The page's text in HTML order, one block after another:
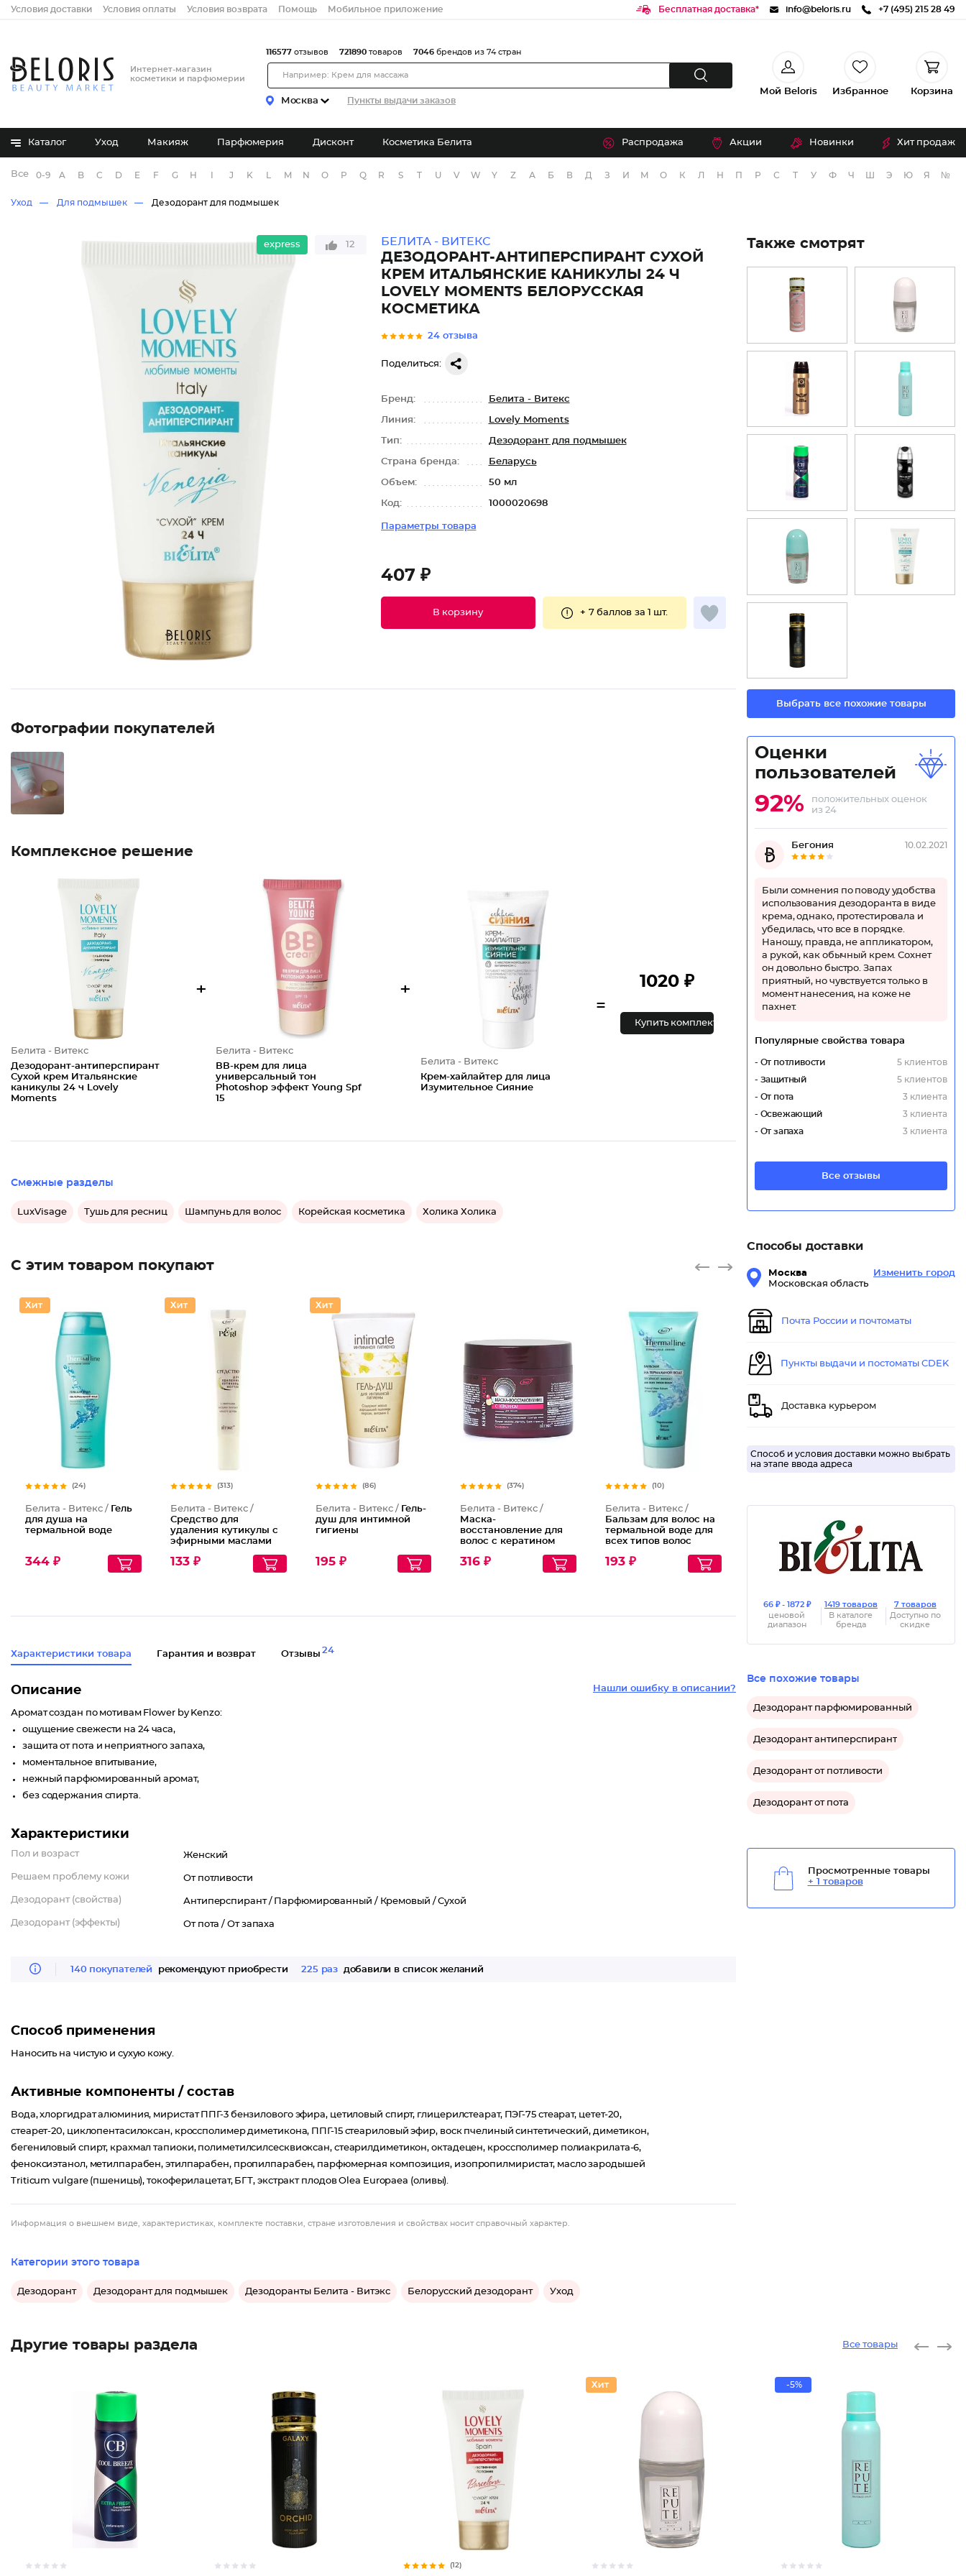
Условия доставки Условия оплаты Условия возврата Помощь Мобильное приложение Бесплатная доставка* info@beloris.ru +7 (495) 215 28 49
Интернет-магазин
косметики и парфюмерии
Москва Пункты выдачи заказов
116577 отзывов 721890 товаров 7046 брендов из 74 стран
Мой Beloris Избранное Корзина
Каталог Уход Макияж Парфюмерия Дисконт Косметика Белита Распродажа Акции Новинки Хит продаж
Все бренды
0-9 A B C D E F G H J K M N O P Q R S T U V W Y Z А Б В Д З И М О К Л Н П Р С Т У Ф Ч Э Ю Я №
Уход Для подмышек Дезодорант для подмышек
express 12 БЕЛИТА - ВИТЕКС
ДЕЗОДОРАНТ-АНТИПЕРСПИРАНТ СУХОЙ
КРЕМ ИТАЛЬЯНСКИЕ КАНИКУЛЫ 24 Ч
LOVELY MOMENTS БЕЛОРУССКАЯ
КОСМЕТИКА
24 отзыва
Поделиться:
Бренд: Белита - Витекс
Линия: Lovely Moments
Тип: Дезодорант для подмышек
Страна бренда: Беларусь
Объем: 50 мл
Код: 1000020698
Параметры товара
407 ₽
В корзину + 7 баллов за 1 шт.
Фотографии покупателей
Комплексное решение
Белита - Витекс
Дезодорант-антиперспирант
Сухой крем Итальянские
каникулы 24 ч Lovely
Moments
+
Белита - Витекс
ВВ-крем для лица
универсальный тон
Photoshop эффект Young Spf
15
+
Белита - Витекс
Крем-хайлайтер для лица
Изумительное Сияние
=
1020 ₽
Купить комплект
Смежные разделы
LuxVisage Тушь для ресниц Шампунь для волос Корейская косметика Холика Холика
С этим товаром покупают
(24)
Белита - Витекс / Гель
для душа на
термальной воде
344 ₽
(313)
Белита - Витекс /
Средство для
удаления кутикулы с
эфирными маслами
дерева
133 ₽
(86)
Белита - Витекс / Гель-
душ для интимной
гигиены
195 ₽
(374)
Белита - Витекс /
Маска-
восстановление для
волос с кератином
316 ₽
(10)
Белита - Витекс /
Бальзам для волос на
термальной воде для
всех типов волос
Thermal Water Balsam
All Hair Types, 200 мл
193 ₽
Характеристики товара Гарантия и возврат Отзывы 24
Нашли ошибку в описании?
Описание
Аромат создан по мотивам Flower by Kenzo:
ощущение свежести на 24 часа,
защита от пота и неприятного запаха,
моментальное впитывание,
нежный парфюмированный аромат,
без содержания спирта.
Характеристики
Пол и возраст Женский
Решаем проблему кожи От потливости
Дезодорант (свойства) Антиперспирант / Парфюмированный / Кремовый /Сухой
Дезодорант (эффекты) От пота /От запаха
140 покупателей рекомендуют приобрести 225 раз добавили в список желаний
Способ применения
Наносить на чистую и сухую кожу.
Активные компоненты / состав
Вода, хлоргидрат алюминия, миристат ППГ-3 бензилового эфира, цетиловый спирт, глицерилстеарат, ПЭГ-75 стеарат, цетет-20,
стеарет-20, циклопентасилоксан, кроссполимер диметикона, ППГ-15 стеариловый эфир, воск пчелиный синтетический, диметикон,
бегениловый спирт, крахмал тапиоки, полиметилсилсесквиоксан, стеарилдиметикон, октадецен, кроссполимер полиакрилата-6,
феноксиэтанол, метилпарабен, этилпарабен, пропилпарабен, парфюмерная композиция, изопропилмиристат, масло зародышей
Triticum vulgare (пшеницы), токоферилацетат, БГТ, экстракт плодов Olea Europaea (оливы).
Информация о внешнем виде, характеристиках, комплекте поставки, стране изготовления и свойствах носит справочный характер.
Также смотрят
Выбрать все похожие товары
Оценки
пользователей
92%
положительных оценок
из 24
Бегония 10.02.2021
Были сомнения по поводу удобства
использования дезодоранта в виде
крема, однако, протестировала и
убедилась, что все в порядке.
Наношу, правда, не аппликатором,
а рукой, как обычный крем. Сохнет
он довольно быстро. Запах
приятный, но чувствуется только в
момент нанесения, на коже не
пахнет.
Популярные свойства товара
- От потливости
5 клиентов
- Защитный
5 клиентов
- От пота
3 клиента
- Освежающий
3 клиента
- От запаха
3 клиента
Все отзывы
Способы доставки
Москва
Московская область
Изменить город
Почта России и почтоматы
Пункты выдачи и постоматы CDEK
Доставка курьером
Способ и условия доставки можно выбрать
на этапе ввода адреса
66 ₽ - 1872 ₽
ценовой
диапазон
1419 товаров
В каталоге
бренда
7 товаров
Доступно по
скидке
Все похожие товары
Дезодорант парфюмированный
Дезодорант антиперспирант
Дезодорант от потливости
Дезодорант от пота
Просмотренные товары
+ 1 товаров
Категории этого товара
Дезодорант Дезодорант для подмышек Дезодоранты Белита - Витэкс Белорусский дезодорант Уход
Другие товары раздела Все товары
(12)
-5%